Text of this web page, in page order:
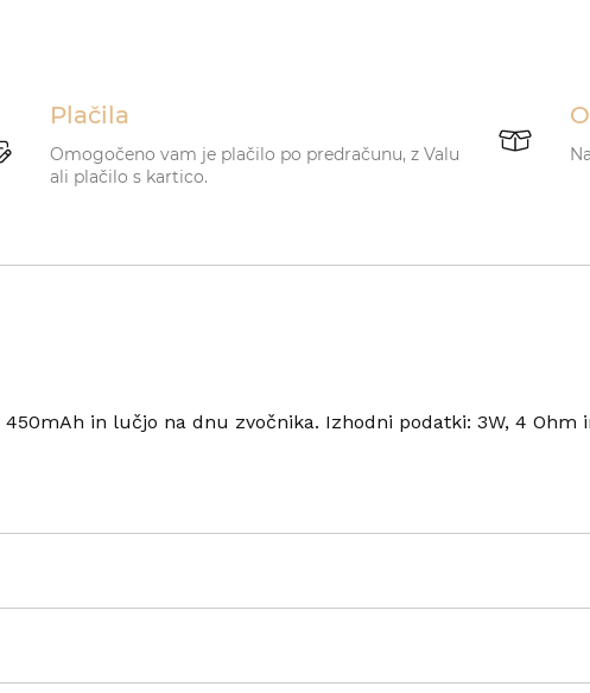
Plačila
Omogočeno vam je plačilo po predračunu, z Valu
ali plačilo s kartico.
in lučjo na dnu zvočnika. Izhodni podatki: 3W, 4 Ohm